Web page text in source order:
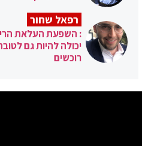
רפאל שחור
: השפעת העלאת
יכולה להיות גם
רוכשים